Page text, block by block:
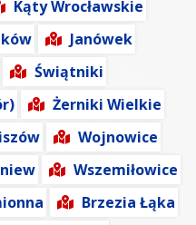
Kąty Wrocławskie
Janówek
Świątniki
Żerniki Wielkie
Wojnowice
Wszemiłowice
Brzezia Łąka